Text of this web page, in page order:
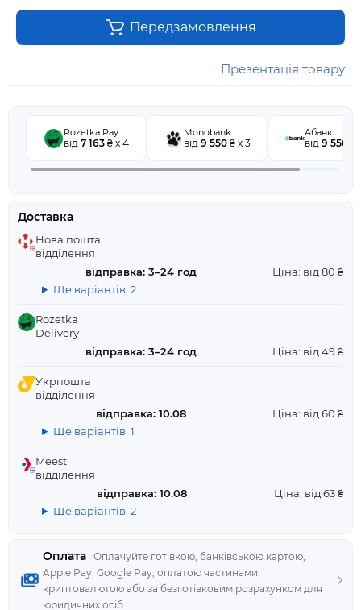
Передзамовлення
Презентація товару
Оплата Оплачуйте готівкою, банківською картою,
Apple Pay, Google Pay, оплатою частинами,
криптовалютою або за безготівковим розрахунком для
юридичних осіб.
Rozetka Pay
від 7 163₴ x 4
Monobank
від 9 550₴ x 3
Абанк
від 9 550
Доставка
Нова пошта
відділення
відправка: 3–24 год
Ціна: від 80 ₴
Ще варіантів: 2
Rozetka
Delivery
відправка: 3–24 год
Ціна: від 49 ₴
Укрпошта
відділення
відправка: 10.08
Ціна: від 60 ₴
Ще варіантів: 1
Meest
відділення
відправка: 10.08
Ціна: від 63 ₴
Ще варіантів: 2